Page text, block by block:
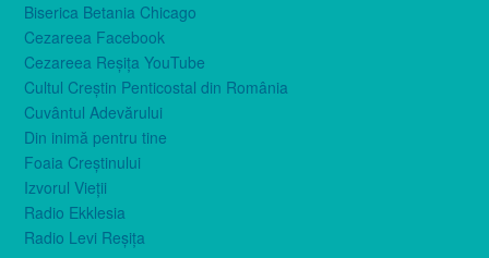
Biserica Betania Chicago
Cezareea Facebook
Cezareea Reşiţa YouTube
Cultul Creştin Penticostal din România
Cuvântul Adevărului
Din inimă pentru tine
Foaia Creştinului
Izvorul Vieţii
Radio Ekklesia
Radio Levi Reşiţa